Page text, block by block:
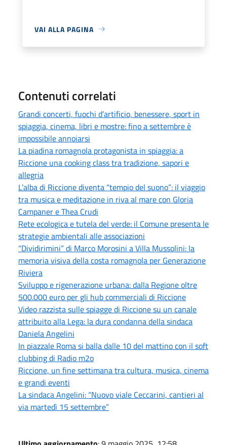
VAI ALLA PAGINA
Contenuti correlati
Grandi concerti, fuochi d’artificio, benessere, sport in
spiaggia, cinema, libri e mostre: fino a settembre è
impossibile annoiarsi
La piadina romagnola protagonista in spiaggia: a
Riccione una cooking class tra tradizione, sapori e
allegria
L’alba di Riccione diventa “tempio del suono”: il viaggio
tra musica e meditazione in riva al mare con Gloria
Campaner e Thea Crudi
Rete ecologica e tutela del verde: il Comune presenta le
strategie ambientali alle associazioni
“Dividirimini” di Marco Morosini a Villa Mussolini: la
memoria visiva della costa romagnola per Generazione
Riviera
Sviluppo e rigenerazione urbana: dalla Regione oltre
500.000 euro per gli hub commerciali di Riccione
Video razzista sulle spiagge di Riccione su un canale
attribuito alla Lega: la dura condanna della sindaca
Daniela Angelini
In piazzale Roma si balla dalle 10 del mattino con il soft
clubbing di Radio m2o
Riccione, un fine settimana tra cultura, musica, cinema
e grandi eventi
La sindaca Angelini: “Nuovo viale Ceccarini, cantieri al
via martedì 15 settembre”